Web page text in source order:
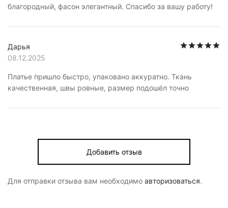
благородный, фасон элегантный. Спасибо за вашу работу!
Дарья
08.12.2025
Платье пришло быстро, упаковано аккуратно. Ткань
качественная, швы ровные, размер подошёл точно
Добавить отзыв
Для отправки отзыва вам необходимо авторизоваться.